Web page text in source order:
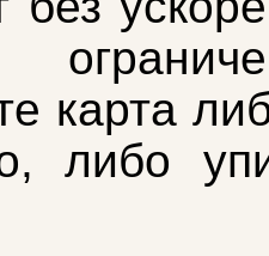
карта
либо